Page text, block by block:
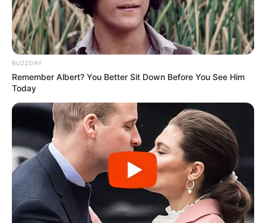
BUZZDAY
Remember Albert? You Better Sit Down Before You See Him
Today